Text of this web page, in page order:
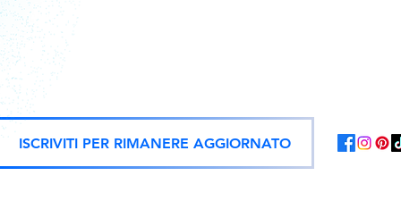
ISCRIVITI PER RIMANERE AGGIORNATO